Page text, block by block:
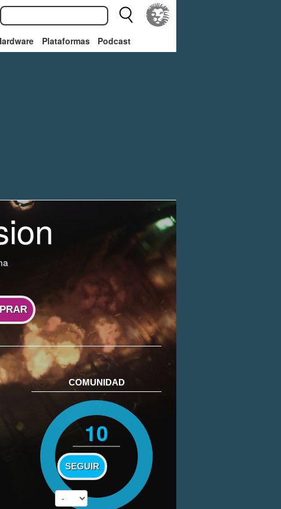
Plataformas Podcast
COMUNIDAD
10
SEGUIR